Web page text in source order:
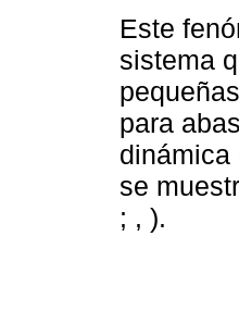
Este
sistema
para
dinámica
se
; , ).